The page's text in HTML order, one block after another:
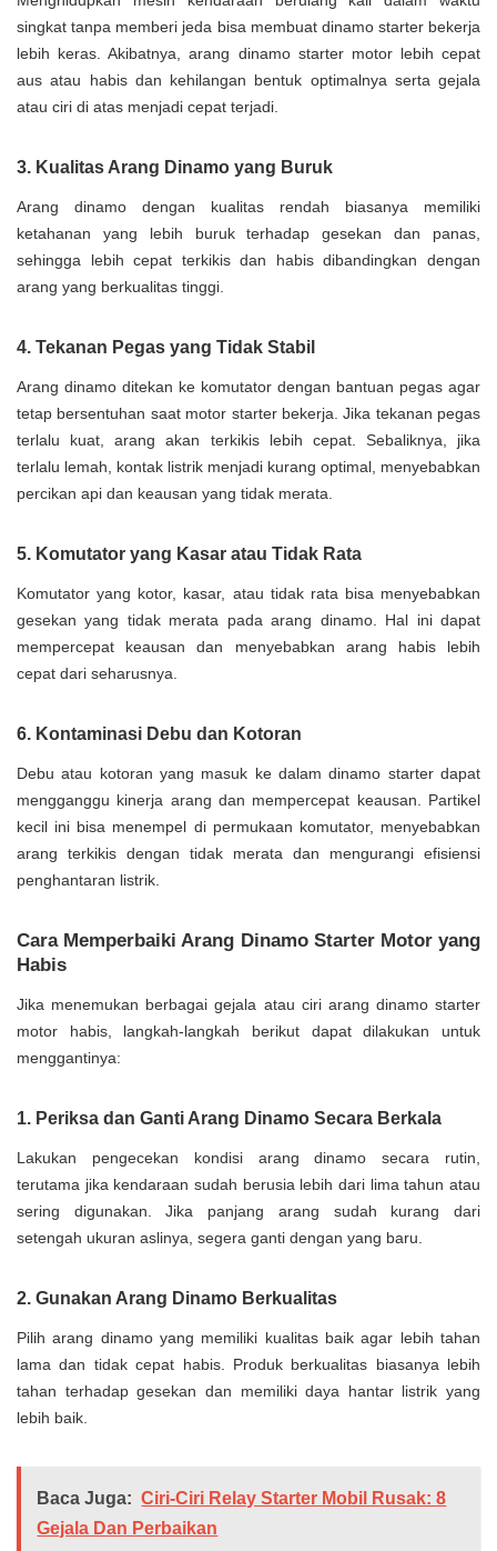
singkat tanpa memberi jeda bisa membuat dinamo starter bekerja
lebih keras. Akibatnya, arang dinamo starter motor lebih cepat
aus atau habis dan kehilangan bentuk optimalnya serta gejala
atau ciri di atas menjadi cepat terjadi.
3. Kualitas Arang Dinamo yang Buruk
Arang dinamo dengan kualitas rendah biasanya memiliki
ketahanan yang lebih buruk terhadap gesekan dan panas,
sehingga lebih cepat terkikis dan habis dibandingkan dengan
arang yang berkualitas tinggi.
4. Tekanan Pegas yang Tidak Stabil
Arang dinamo ditekan ke komutator dengan bantuan pegas agar
tetap bersentuhan saat motor starter bekerja. Jika tekanan pegas
terlalu kuat, arang akan terkikis lebih cepat. Sebaliknya, jika
terlalu lemah, kontak listrik menjadi kurang optimal, menyebabkan
percikan api dan keausan yang tidak merata.
5. Komutator yang Kasar atau Tidak Rata
Komutator yang kotor, kasar, atau tidak rata bisa menyebabkan
gesekan yang tidak merata pada arang dinamo. Hal ini dapat
mempercepat keausan dan menyebabkan arang habis lebih
cepat dari seharusnya.
6. Kontaminasi Debu dan Kotoran
Debu atau kotoran yang masuk ke dalam dinamo starter dapat
mengganggu kinerja arang dan mempercepat keausan. Partikel
kecil ini bisa menempel di permukaan komutator, menyebabkan
arang terkikis dengan tidak merata dan mengurangi efisiensi
penghantaran listrik.
Cara Memperbaiki Arang Dinamo Starter Motor yang
Habis
Jika menemukan berbagai gejala atau ciri arang dinamo starter
motor habis, langkah-langkah berikut dapat dilakukan untuk
menggantinya:
1. Periksa dan Ganti Arang Dinamo Secara Berkala
Lakukan pengecekan kondisi arang dinamo secara rutin,
terutama jika kendaraan sudah berusia lebih dari lima tahun atau
sering digunakan. Jika panjang arang sudah kurang dari
setengah ukuran aslinya, segera ganti dengan yang baru.
2. Gunakan Arang Dinamo Berkualitas
Pilih arang dinamo yang memiliki kualitas baik agar lebih tahan
lama dan tidak cepat habis. Produk berkualitas biasanya lebih
tahan terhadap gesekan dan memiliki daya hantar listrik yang
lebih baik.
Baca Juga: Ciri-Ciri Relay Starter Mobil Rusak: 8
Gejala Dan Perbaikan